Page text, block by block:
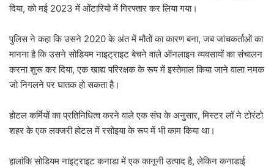
दिया, को मई 2023 में ओंटारियो में गिरफ्तार कर लिया गया।
पुलिस ने कहा कि उसने 2020 के अंत में मौतों का कारण बना, जब जांचकर्ताओं का
मानना ​​​​है कि उसने सोडियम नाइट्राइट बेचने वाले ऑनलाइन व्यवसायों का संचालन
करना शुरू कर दिया, एक खाद्य परिरक्षक के रूप में इस्तेमाल किया जाने वाला नमक
जो निगलने पर घातक हो सकता है।
होटल कर्मियों का प्रतिनिधित्व करने वाले एक संघ के अनुसार, मिस्टर लॉ ने टोरंटो
शहर के एक लक्जरी होटल में रसोइया के रूप में भी काम किया था।
हालांकि सोडियम नाइट्राइट कनाडा में एक कानूनी उत्पाद है, लेकिन कनाडाई